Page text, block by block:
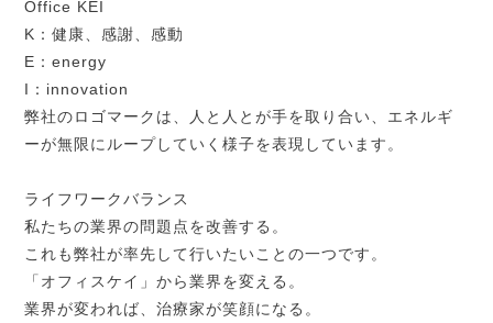
Office KEI
K：健康、感謝、感動
E：energy
I：innovation
弊社のロゴマークは、人と人とが手を取り合い、エネルギ
ーが無限にループしていく様子を表現しています。
ライフワークバランス
私たちの業界の問題点を改善する。
これも弊社が率先して行いたいことの一つです。
「オフィスケイ」から業界を変える。
業界が変われば、治療家が笑顔になる。